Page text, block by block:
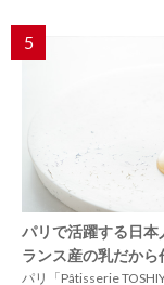
5
パリで活躍する日
ランス産の乳だから
パリ「Pâtisserie